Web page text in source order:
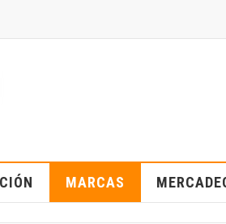
MARCAS